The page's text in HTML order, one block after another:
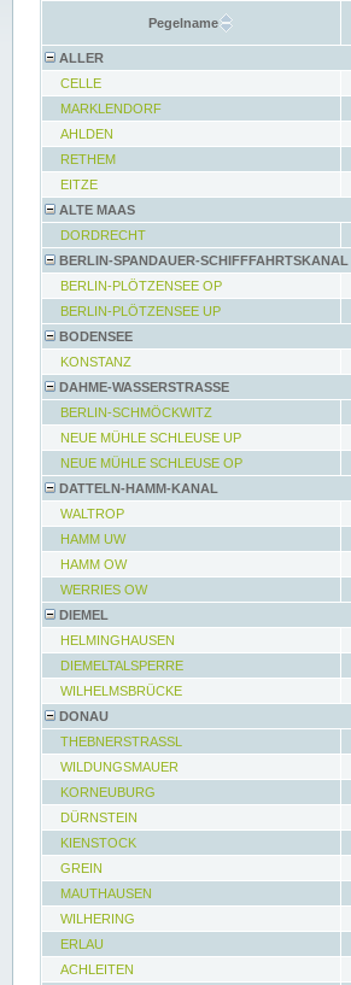
Pegelname
ALLER
CELLE
MARKLENDORF
AHLDEN
RETHEM
EITZE
ALTE MAAS
DORDRECHT
BERLIN-SPANDAUER-SCHIFFFAHRTSKANAL
BERLIN-PLÖTZENSEE OP
BERLIN-PLÖTZENSEE UP
BODENSEE
KONSTANZ
DAHME-WASSERSTRASSE
BERLIN-SCHMÖCKWITZ
NEUE MÜHLE SCHLEUSE UP
NEUE MÜHLE SCHLEUSE OP
DATTELN-HAMM-KANAL
WALTROP
HAMM UW
HAMM OW
WERRIES OW
DIEMEL
HELMINGHAUSEN
DIEMELTALSPERRE
WILHELMSBRÜCKE
DONAU
THEBNERSTRASSL
WILDUNGSMAUER
KORNEUBURG
DÜRNSTEIN
KIENSTOCK
GREIN
MAUTHAUSEN
WILHERING
ERLAU
ACHLEITEN